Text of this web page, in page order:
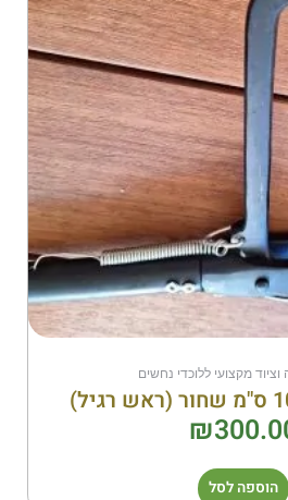
וציוד מקצועי ללוכדי נחשים
₪
הוספה לסל